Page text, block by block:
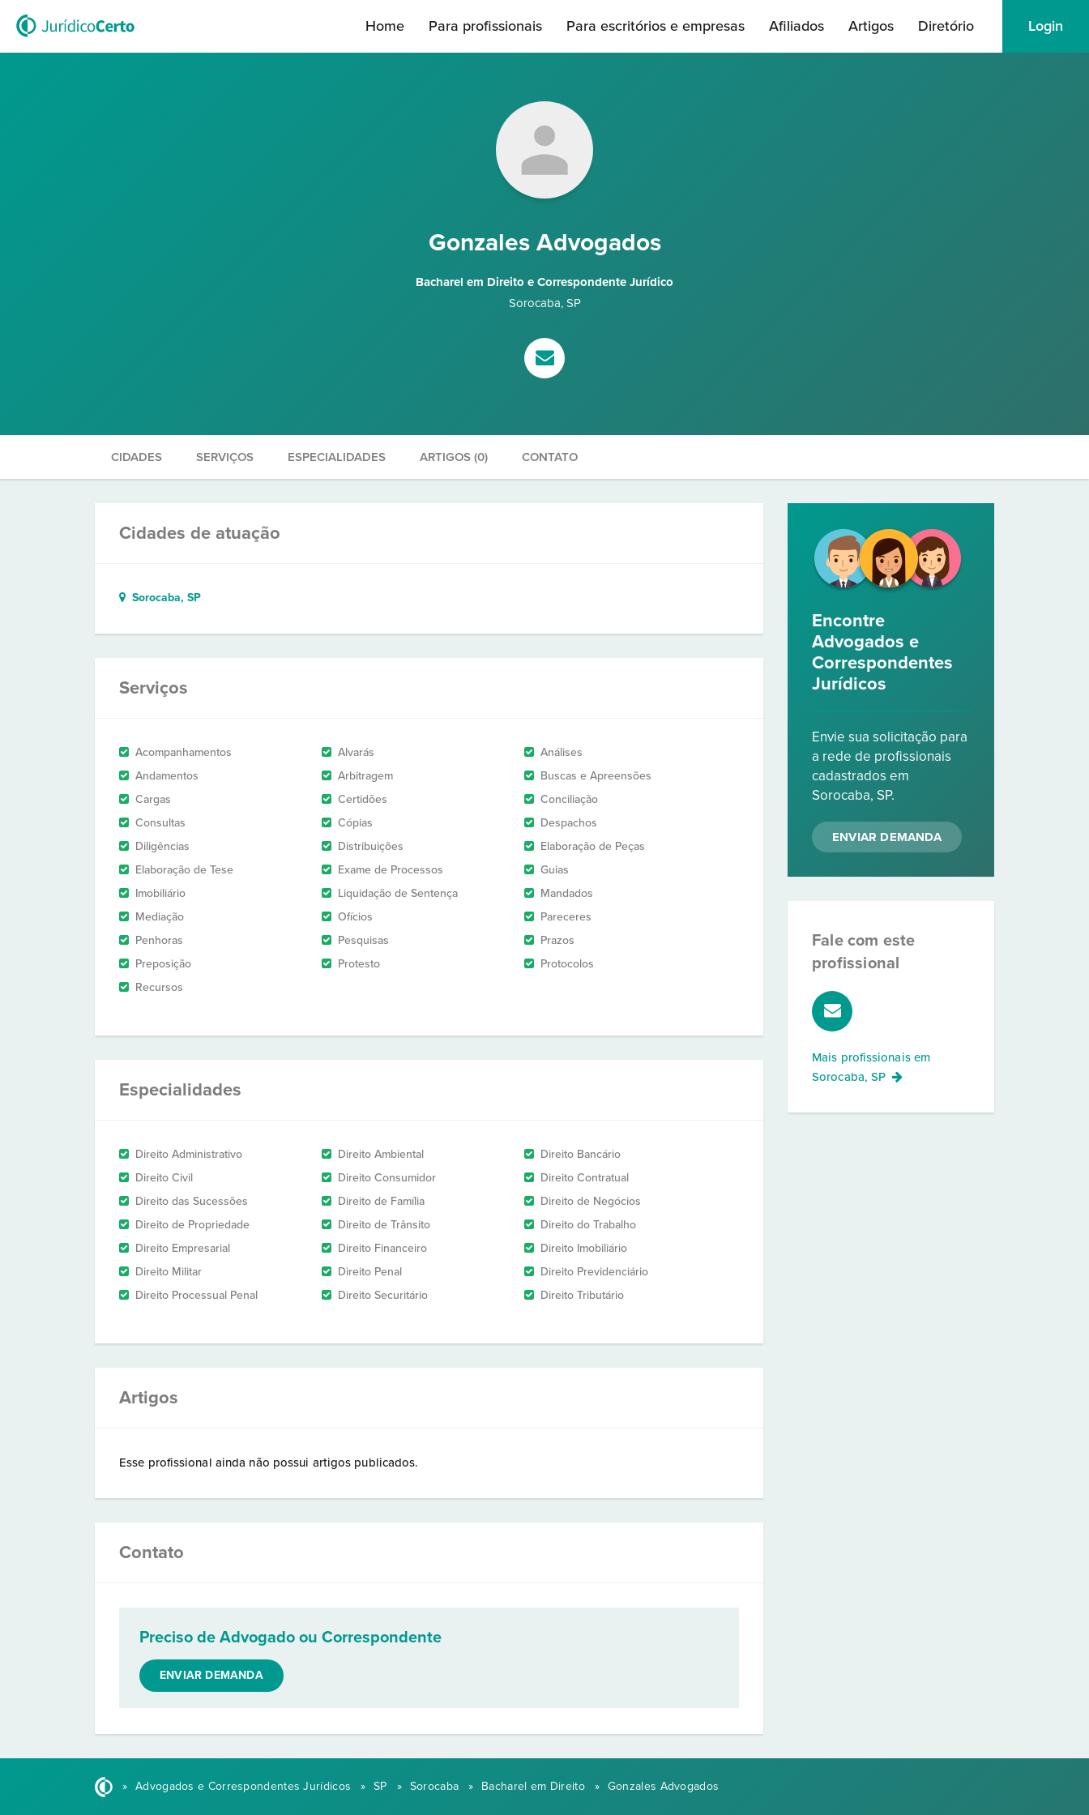
Home Para profissionais Para escritórios e empresas Afiliados Artigos Diretório Login
Gonzales Advogados
Bacharel em Direito e Correspondente Jurídico
Sorocaba, SP
CIDADES SERVIÇOS ESPECIALIDADES ARTIGOS (0) CONTATO
Cidades de atuação
Sorocaba, SP
Serviços
Acompanhamentos Alvarás
Análises
Andamentos
Arbitragem
Buscas e Apreensões
Cargas
Certidões
Conciliação
Consultas
Cópias
Despachos
Diligências
Distribuições
Elaboração de Peças
Elaboração de Tese
Exame de Processos
Guias
Imobiliário
Liquidação de Sentença
Mandados
Mediação
Ofícios
Pareceres
Penhoras
Pesquisas
Prazos
Preposição
Protesto
Protocolos
Recursos
Especialidades
Direito Administrativo Direito Ambiental
Direito Bancário
Direito Civil
Direito Consumidor
Direito Contratual
Direito das Sucessões
Direito de Família
Direito de Negócios
Direito de Propriedade
Direito de Trânsito
Direito do Trabalho
Direito Empresarial
Direito Financeiro
Direito Imobiliário
Direito Militar
Direito Penal
Direito Previdenciário
Direito Processual Penal
Direito Securitário Direito Tributário
Artigos
Esse profissional ainda não possui artigos publicados.
Contato
Preciso de Advogado ou Correspondente
ENVIAR DEMANDA
Encontre
Advogados e
Correspondentes
Jurídicos
Envie sua solicitação para
a rede de profissionais
cadastrados em
Sorocaba, SP.
ENVIAR DEMANDA
Fale com este
profissional
Mais profissionais em
Sorocaba, SP
» Advogados e Correspondentes Jurídicos » SP » Sorocaba » Bacharel em Direito » Gonzales Advogados